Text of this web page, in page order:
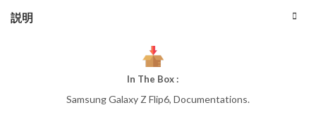
説明
In The Box :
Samsung Galaxy Z Flip6, Documentations.